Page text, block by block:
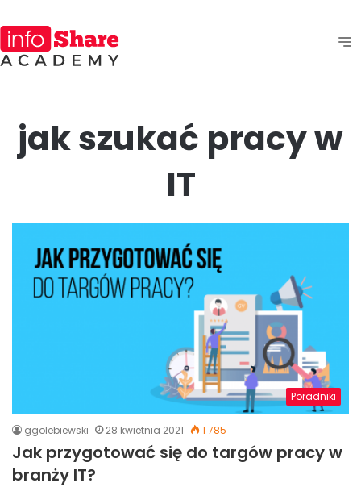
jak szukać pracy w
IT
Poradniki
ggolebiewski 28 kwietnia 2021 1 785
Jak przygotować się do targów pracy w
branży IT?